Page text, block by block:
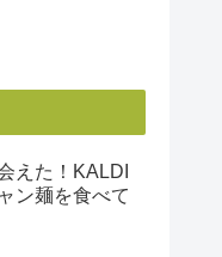
えた！KALDI
ン麺を食べて